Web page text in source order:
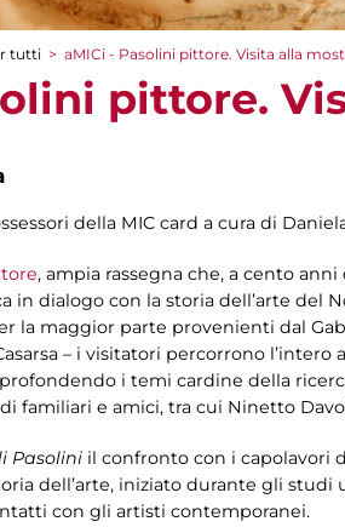
tutti > aMICi - Pasolini pittore. Visita alla
pittore.
della MIC card a cura di
, ampia rassegna che, a cento anni
in dialogo con la storia dell’arte del
la maggior parte provenienti dal
– i visitatori percorrono
i temi cardine della
familiari e amici, tra cui Ninetto
Pasolini il confronto con i capolavori
dell’arte, iniziato durante gli
con gli artisti contemporanei.